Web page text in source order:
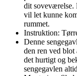
dit soveværelse.
vil let kunne
rummet.
Instruktion:
Denne
den ren ved
det hurtigt og
sengegavlen